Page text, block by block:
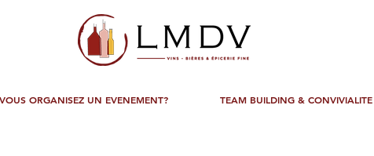
VOUS ORGANISEZ UN EVENEMENT? TEAM BUILDING & CONVIVIALITE